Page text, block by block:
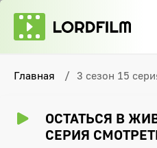
Главная 3 сезон 15
ОСТАТЬСЯ В
СЕРИЯ